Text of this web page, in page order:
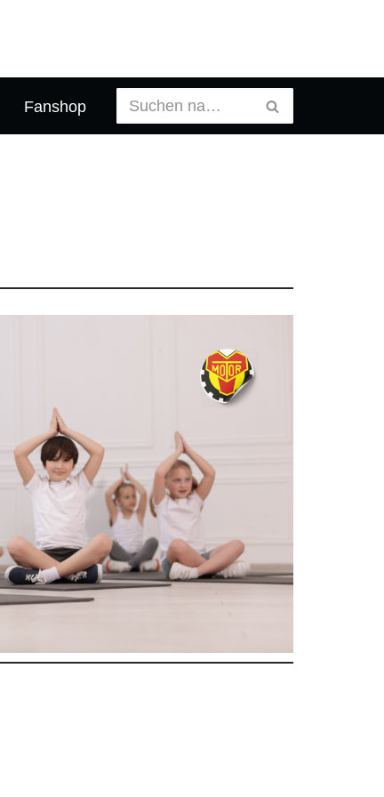
Fanshop